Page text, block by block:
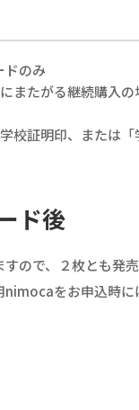
ドのみ
またがる継続購入
校証明印、または
ド後
ので、２枚とも発
をお申込時に